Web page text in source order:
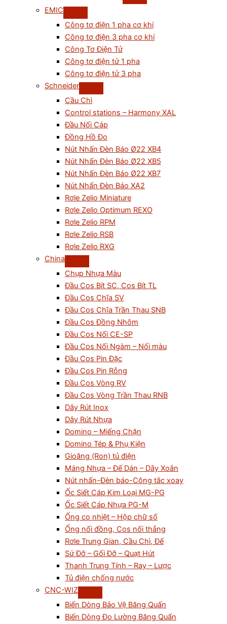
EMIC
Công tơ điện 1 pha cơ khí
Công tơ điện 3 pha cơ khí
Công Tơ Điện Tử
Công tơ điện tử 1 pha
Công tơ điện tử 3 pha
Schneider
Cầu Chì
Control stations – Harmony XAL
Đầu Nối Cáp
Đồng Hồ Đo
Nút Nhấn Đèn Báo Ø22 XB4
Nút Nhấn Đèn Báo Ø22 XB5
Nút Nhấn Đèn Báo Ø22 XB7
Nút Nhấn Đèn Báo XA2
Rơle Zelio Miniature
Rơle Zelio Optimum REXO
Rơle Zelio RPM
Rơle Zelio RSB
Rơle Zelio RXG
China
Chụp Nhựa Màu
Đầu Cos Bít SC, Cos Bít TL
Đầu Cos Chĩa SV
Đầu Cos Chĩa Trần Thau SNB
Đầu Cos Đồng Nhôm
Đầu Cos Nối CE-SP
Đầu Cos Nối Ngàm – Nối màu
Đầu Cos Pin Đặc
Đầu Cos Pin Rỗng
Đầu Cos Vòng RV
Đầu Cos Vòng Trần Thau RNB
Dây Rút Inox
Dây Rút Nhựa
Domino – Miếng Chặn
Domino Tép & Phụ Kiện
Gioăng (Ron) tủ điện
Máng Nhựa – Đế Dán – Dây Xoắn
Nút nhấn-Đèn báo-Công tắc xoay
Ốc Siết Cáp Kim Loại MG-PG
Ốc Siết Cáp Nhựa PG-M
Ống co nhiệt – Hộp chữ số
Ống nối đồng, Cos nối thẳng
Rơle Trung Gian, Cầu Chì, Đế
Sứ Đỡ – Gối Đỡ – Quạt Hút
Thanh Trung Tính – Ray – Lược
Tủ điện chống nước
CNC-WIZ
Biến Dòng Bảo Vệ Băng Quấn
Biến Dòng Đo Lường Băng Quấn